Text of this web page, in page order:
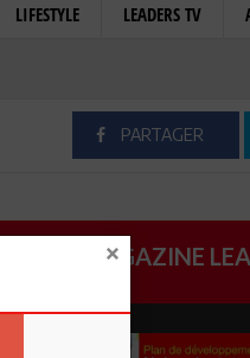
LIFESTYLE LEADERS TV
PARTAGER
MAGAZINE